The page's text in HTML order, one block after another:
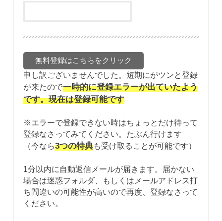
申し訳ございませんでした。短期にがツンと登録
が来たので一時的に登録エラーが出ていたよう
です。現在は登録可能です
※エラーで登録できない時はちょっとだけ待って
登録なさってみてください。たぶん行けます
（今なら3つの特典も受け取ることが可能です）
1分以内に自動返信メールが届きます。届かない
場合は迷惑フォルダ、もしくはメールアドレス打
ち間違いの可能性が高いので再度、登録なさって
ください。